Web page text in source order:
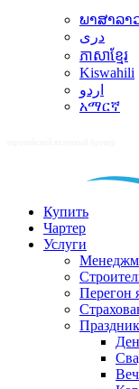
ພາສາລາ
دری
ភាសាខ្មែរ
Kiswahili
اردو
አማርኛ
Купить
Чартер
Услуги
Перегон